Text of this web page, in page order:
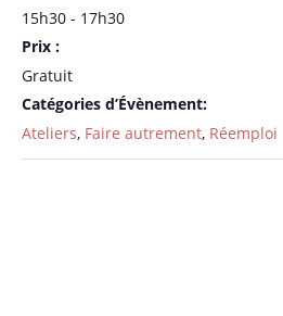
15h30 - 17h30
Prix :
Gratuit
Catégories d’Évènement:
Ateliers, Faire autrement, Réemploi